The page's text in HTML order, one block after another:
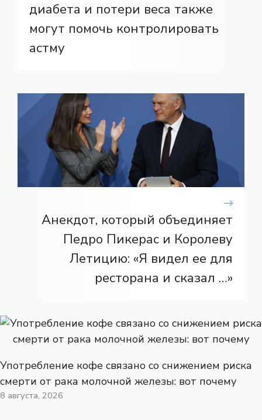
диабета и потери веса также
могут помочь контролировать
астму
Анекдот, который объединяет
Педро Пикерас и Королеву
Летицию: «Я видел ее для
ресторана и сказал …»
Употребление кофе связано со снижением риска
смерти от рака молочной железы: вот почему
8 августа, 2026